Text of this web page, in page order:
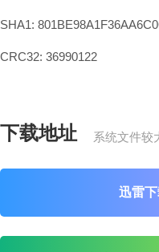
SHA1:
CRC32: 36990122
下载地址 系统文件较
迅雷